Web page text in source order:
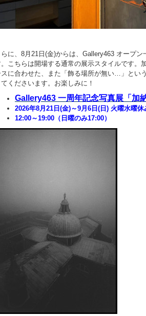
に、8月21日(金)からは、Gallery463 オープン
こちらは開場する通常の展示スタイルです。
に合わせた、また「飾る場所が無い…」とい
くださいます。お楽しみに！
Gallery463 一周年記念写真展「加
2026年8月21日(金)～9月6日(日) 火曜水曜休
12:00～19:00（日曜のみ17:00）